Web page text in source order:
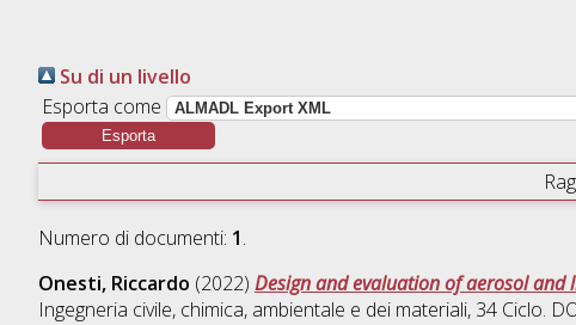
Su di un livello
Esporta come
Numero di documenti: 1.
Onesti, Riccardo (2022) Design and evaluation of aerosol and
Ingegneria civile, chimica, ambientale e dei materiali, 34 Ciclo.